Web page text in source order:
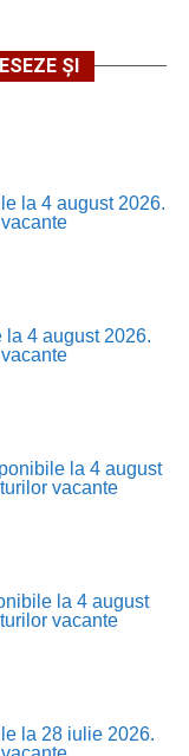
ȘI
la 4 august 2026.
4 august 2026.
la 4 august
vacante
la 4 august
vacante
la 28 iulie 2026.